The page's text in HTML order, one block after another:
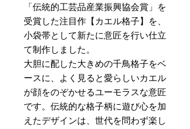
「伝統的工芸品産業振興協会賞」を
受賞した注目作【カエル格子】を、
小袋帯として新たに意匠を行い仕立
て制作しました。
大胆に配した大きめの千鳥格子をベ
ースに、よく見ると愛らしいカエル
が顔をのぞかせるユーモラスな意匠
です。伝統的な格子柄に遊び心を加
えたデザインは、世代を問わず楽し